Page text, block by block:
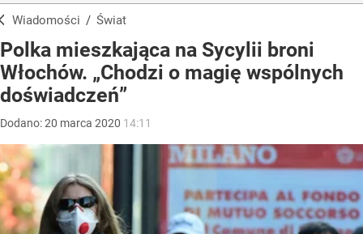
Wiadomości / Świat
Polka mieszkająca na Sycylii broni
Włochów. „Chodzi o magię wspólnych
doświadczeń”
Dodano:20 marca 2020 14:11